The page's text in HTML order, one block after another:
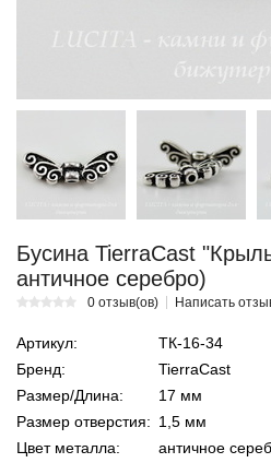
Бусина TierraCast
античное серебро)
0 отзыв(ов) Написать
Артикул:
ТК-16-34
Бренд:
TierraCast
Размер/Длина:
17 мм
Размер отверстия: 1,5 мм
Цвет металла:
античное